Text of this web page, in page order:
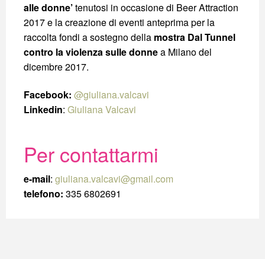
alle donne’tenutosi in occasione di Beer Attraction
2017 e la creazione di eventi anteprima per la
raccolta fondi a sostegno della mostra Dal Tunnel
contro la violenza sulle donnea Milano del
dicembre 2017.
Facebook: @giuliana.valcavi
Linkedin: Giuliana Valcavi
Per contattarmi
e-mail: giuliana.valcavi@gmail.com
telefono: 335 6802691